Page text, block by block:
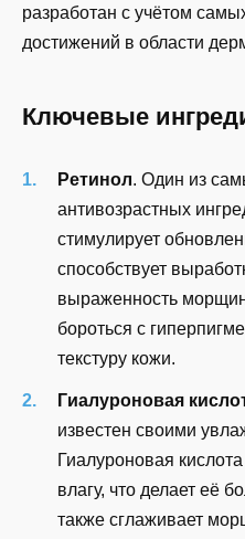
разработан с учётом
достижений в области
Ключевые
Ретинол. Один из
антивозрастных
стимулирует
способствует
выраженность
бороться с
текстуру кожи.
Гиалуроновая
известен своими
Гиалуроновая
влагу, что делает её
также сглаживает